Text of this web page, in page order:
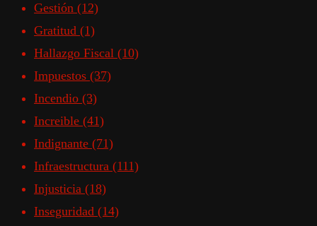
Gestión (12)
Gratitud (1)
Hallazgo Fiscal (10)
Impuestos (37)
Incendio (3)
Increible (41)
Indignante (71)
Infraestructura (111)
Injusticia (18)
Inseguridad (14)